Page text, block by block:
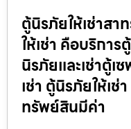
ตู้นิรภัยให้เช่าสา
ให้เช่า คือบริกา
นิรภัยและเช่าตู้
เช่า ตู้นิรภัยให้เช่
ทรัพย์สินมีค่า